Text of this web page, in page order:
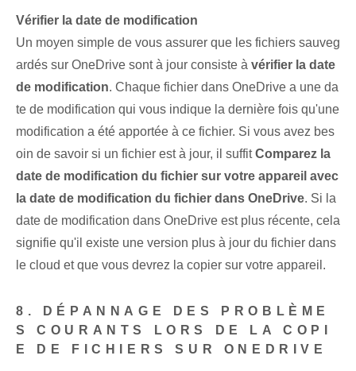
Vérifier la date de modification
Un moyen simple de vous assurer que les fichiers sauveg
ardés sur OneDrive sont à jour consiste à vérifier la date
de modification. Chaque fichier dans OneDrive a une da
te de modification qui vous indique la dernière fois qu'une
modification a été apportée à ce fichier. ​Si vous avez bes
oin de savoir si un fichier est à jour, il suffitComparez la
date de modification du fichier sur votre appareil avec
la date de modification du fichier dans OneDrive. ⁢Si la
date de modification dans OneDrive est ⁣plus récente⁢, cela
signifie qu'il existe une version plus à jour du fichier dans
le cloud et que vous devrez la copier ‌sur votre appareil.
8. DÉPANNAGE DES PROBLÈME
S COURANTS LORS DE LA COPI
E DE FICHIERS SUR ONEDRIVE